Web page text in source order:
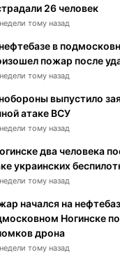
26 человек
тому назад
в
пожар после
тому назад
выпустило
атаке ВСУ
тому назад
два человека
украинских
тому назад
начался на
Ногинске
дрона
тому назад